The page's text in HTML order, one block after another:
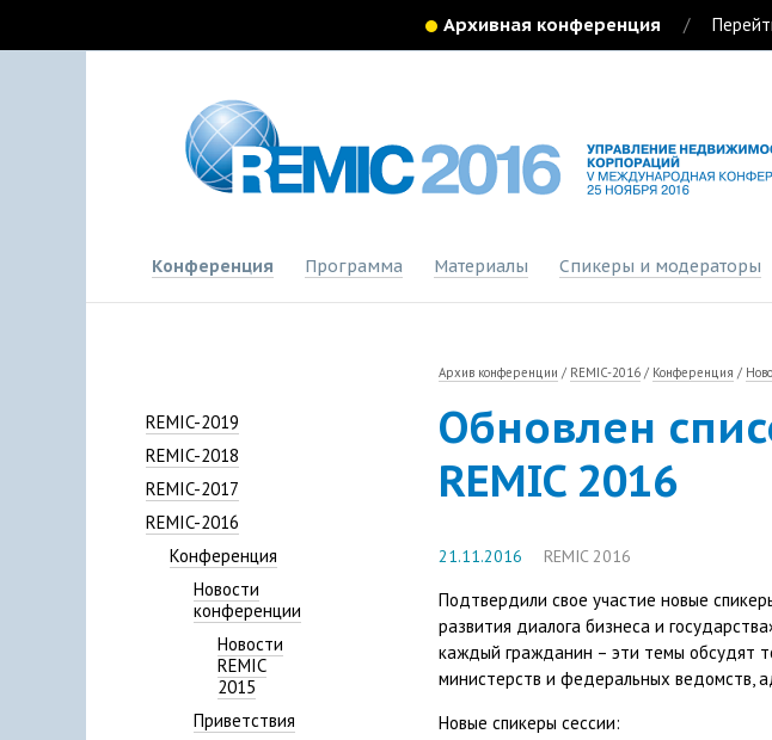
Архивная конференция /
Конференция Программа Материалы Спикеры и модераторы
REMIC-2019
REMIC-2018
REMIC-2017
REMIC-2016
Конференция
Новости
конференции
Новости
REMIC
2015
Приветствия
Архив конференции / REMIC-2016 / Конференция /
Обновлен
REMIC 2016
21.11.2016 REMIC 2016
Подтвердили свое участие новые
развития диалога бизнеса и
каждый гражданин – эти темы обсудят
министерств и федеральных ведомств,
Новые спикеры сессии: